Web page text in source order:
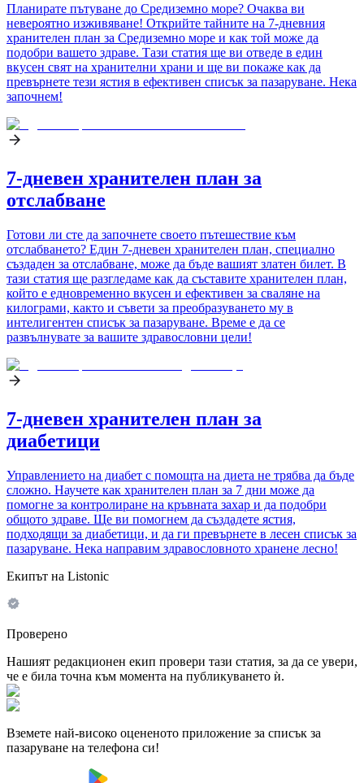
Планирате пътуване до Средиземно море? Очаква ви
невероятно изживяване! Открийте тайните на 7-дневния
хранителен план за Средиземно море и как той може да
подобри вашето здраве. Тази статия ще ви отведе в един
вкусен свят на хранителни храни и ще ви покаже как да
превърнете тези ястия в ефективен списък за пазаруване. Нека
започнем!
7-дневен хранителен план за
отслабване
Готови ли сте да започнете своето пътешествие към
отслабването? Един 7-дневен хранителен план, специално
създаден за отслабване, може да бъде вашият златен билет. В
тази статия ще разгледаме как да съставите хранителен план,
който е едновременно вкусен и ефективен за сваляне на
килограми, както и съвети за преобразуването му в
интелигентен списък за пазаруване. Време е да се
развълнувате за вашите здравословни цели!
7-дневен хранителен план за
диабетици
Управлението на диабет с помощта на диета не трябва да бъде
сложно. Научете как хранителен план за 7 дни може да
помогне за контролиране на кръвната захар и да подобри
общото здраве. Ще ви помогнем да създадете ястия,
подходящи за диабетици, и да ги превърнете в лесен списък за
пазаруване. Нека направим здравословното хранене лесно!
Екипът на Listonic
Проверено
Нашият редакционен екип провери тази статия, за да се увери,
че е била точна към момента на публикуването ѝ.
Вземете най-високо оцененото приложение за списък за
пазаруване на телефона си!